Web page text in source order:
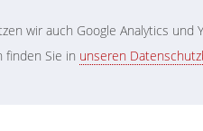
wir auch Google Analytics
finden Sie in unseren